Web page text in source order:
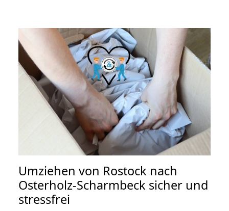
Umziehen von Rostock nach
Osterholz-Scharmbeck sicher und
stressfrei